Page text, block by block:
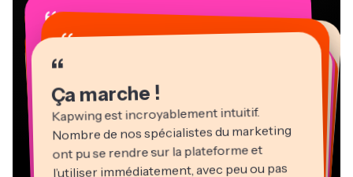
“
Ça marche !
Kapwing est incroyablement intuitif.
Nombre de nos spécialistes du marketing
ont pu se rendre sur la plateforme et
l’utiliser immédiatement, avec peu ou pas
“
“
“
“
“
“
“